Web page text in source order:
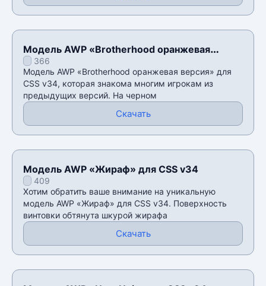
Модель AWP «Brotherhood оранжевая
версия» для CSS v34
366
Модель AWP «Brotherhood оранжевая версия» для
CSS v34, которая знакома многим игрокам из
предыдущих версий. На черном
Скачать
Модель AWP «Жираф» для CSS v34
409
Хотим обратить ваше внимание на уникальную
модель AWP «Жираф» для CSS v34. Поверхность
винтовки обтянута шкурой жирафа
Скачать